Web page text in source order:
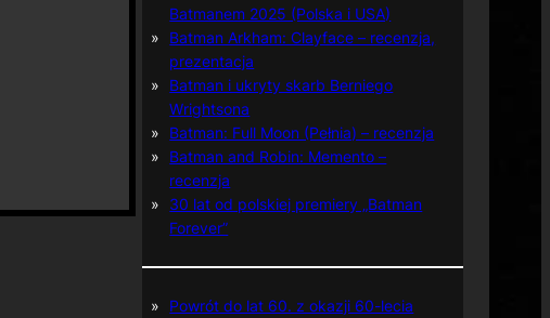
Batmanem 2025 (Polska i USA)
Batman Arkham: Clayface – recenzja,
prezentacja
Batman i ukryty skarb Berniego
Wrightsona
Batman: Full Moon (Pełnia) – recenzja
Batman and Robin: Memento –
recenzja
30 lat od polskiej premiery „Batman
Forever”
Powrót do lat 60. z okazji 60-lecia